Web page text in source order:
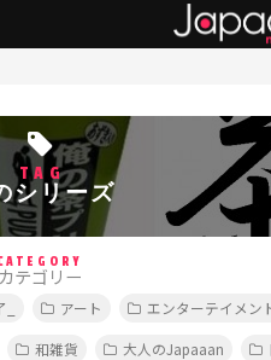
TAG
シリーズ
カテゴリー
アート エンターテイメン
和雑貨 大人のJapaaan